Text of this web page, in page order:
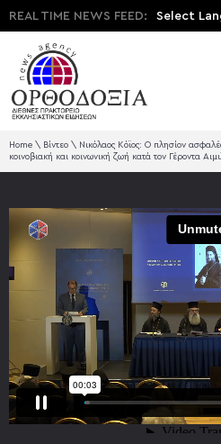
REAL TIME NEWS FEED: Select
Home \ Βίντεο \ Νικόλαος Κόϊος: Ο πλησίον
κοινοβιακή και κοινωνική ζωή κατά τον Γέροντα